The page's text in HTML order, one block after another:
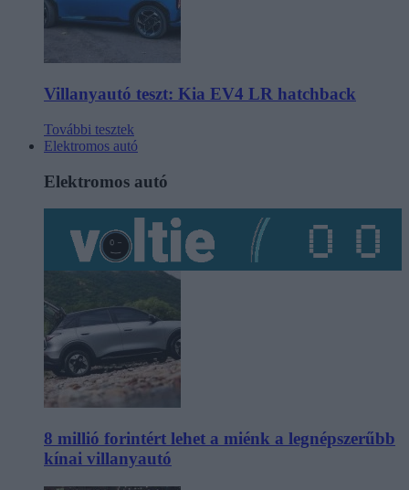
Villanyautó teszt: Kia EV4 LR hatchback
További tesztek
Elektromos autó
Elektromos autó
8 millió forintért lehet a miénk a legnépszerűbb
kínai villanyautó